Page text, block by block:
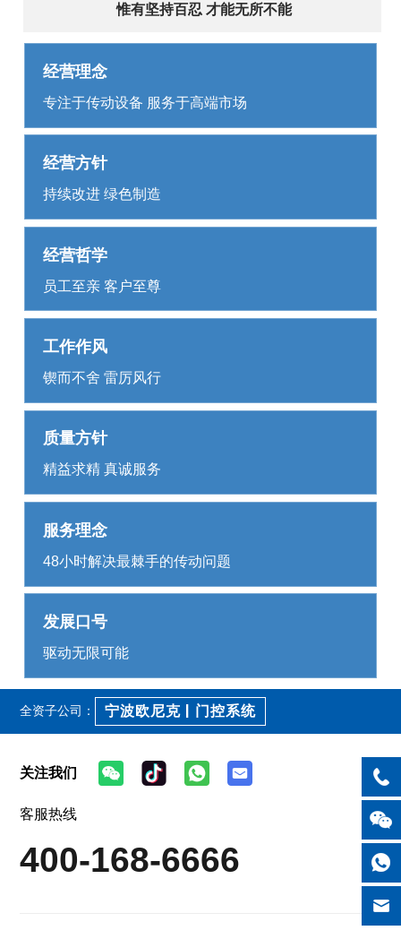
惟有坚持百忍 才能无所不能
经营理念
专注于传动设备 服务于高端市场
经营方针
持续改进 绿色制造
经营哲学
员工至亲 客户至尊
工作作风
锲而不舍 雷厉风行
质量方针
精益求精 真诚服务
服务理念
48小时解决最棘手的传动问题
发展口号
驱动无限可能
全资子公司： 宁波欧尼克 | 门控系统
关注我们
客服热线
400-168-6666